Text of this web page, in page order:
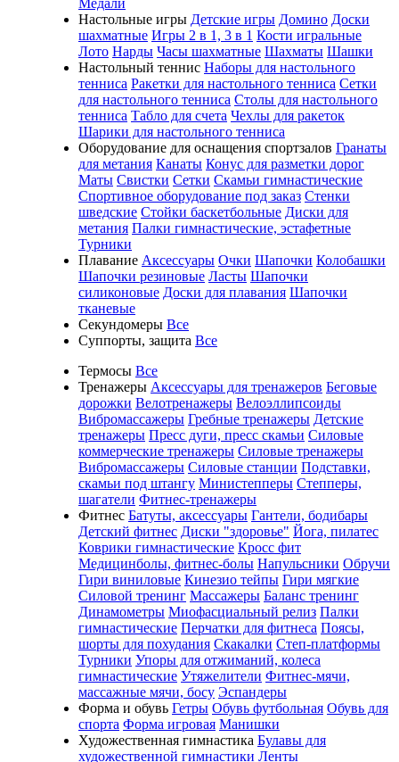
Медали
Настольные игры Детские игры Домино Доски
шахматные Игры 2 в 1, 3 в 1 Кости игральные
Лото Нарды Часы шахматные Шахматы Шашки
Настольный теннис Наборы для настольного
тенниса Ракетки для настольного тенниса Сетки
для настольного тенниса Столы для настольного
тенниса Табло для счета Чехлы для ракеток
Шарики для настольного тенниса
Оборудование для оснащения спортзалов Гранаты
для метания Канаты Конус для разметки дорог
Маты Свистки Сетки Скамьи гимнастические
Спортивное оборудование под заказ Стенки
шведские Стойки баскетбольные Диски для
метания Палки гимнастические, эстафетные
Турники
Плавание Аксессуары Очки Шапочки Колобашки
Шапочки резиновые Ласты Шапочки
силиконовые Доски для плавания Шапочки
тканевые
Секундомеры Все
Суппорты, защита Все
Термосы Все
Тренажеры Аксессуары для тренажеров Беговые
дорожки Велотренажеры Велоэллипсоиды
Вибромассажеры Гребные тренажеры Детские
тренажеры Пресс дуги, пресс скамьи Силовые
коммерческие тренажеры Силовые тренажеры
Вибромассажеры Силовые станции Подставки,
скамьи под штангу Министепперы Степперы,
шагатели Фитнес-тренажеры
Фитнес Батуты, аксессуары Гантели, бодибары
Детский фитнес Диски "здоровье" Йога, пилатес
Коврики гимнастические Кросс фит
Медицинболы, фитнес-болы Напульсники Обручи
Гири виниловые Кинезио тейпы Гири мягкие
Силовой тренинг Массажеры Баланс тренинг
Динамометры Миофасциальный релиз Палки
гимнастические Перчатки для фитнеса Поясы,
шорты для похудания Скакалки Степ-платформы
Турники Упоры для отжиманий, колеса
гимнастические Утяжелители Фитнес-мячи,
массажные мячи, босу Эспандеры
Форма и обувь Гетры Обувь футбольная Обувь для
спорта Форма игровая Манишки
Художественная гимнастика Булавы для
художественной гимнастики Ленты